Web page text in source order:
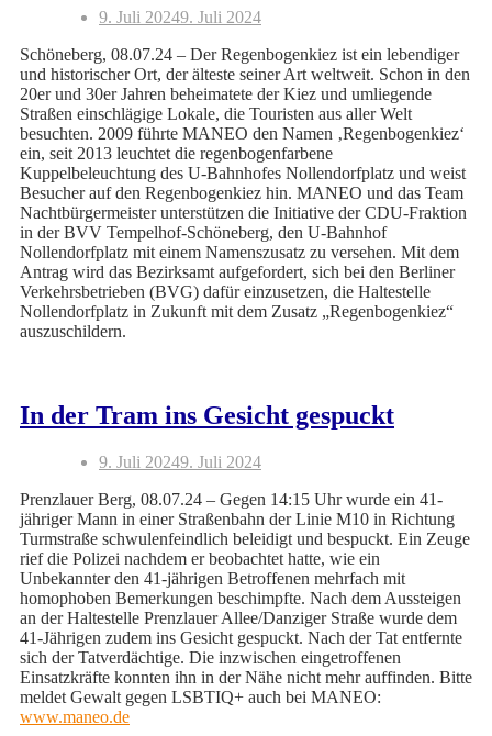
9. Juli 20249. Juli 2024
Schöneberg, 08.07.24 – Der Regenbogenkiez ist ein lebendiger
und historischer Ort, der älteste seiner Art weltweit. Schon in den
20er und 30er Jahren beheimatete der Kiez und umliegende
Straßen einschlägige Lokale, die Touristen aus aller Welt
besuchten. 2009 führte MANEO den Namen ‚Regenbogenkiez‘
ein, seit 2013 leuchtet die regenbogenfarbene
Kuppelbeleuchtung des U‑Bahnhofes Nollendorfplatz und weist
Besucher auf den Regenbogenkiez hin. MANEO und das Team
Nachtbürgermeister unterstützen die Initiative der CDU-Fraktion
in der BVV Tempelhof-Schöneberg, den U-Bahnhof
Nollendorfplatz mit einem Namenszusatz zu versehen. Mit dem
Antrag wird das Bezirksamt aufgefordert, sich bei den Berliner
Verkehrsbetrieben (BVG) dafür einzusetzen, die Haltestelle
Nollendorfplatz in Zukunft mit dem Zusatz „Regenbogenkiez“
auszuschildern.
In der Tram ins Gesicht gespuckt
9. Juli 20249. Juli 2024
Prenzlauer Berg, 08.07.24 – Gegen 14:15 Uhr wurde ein 41-
jähriger Mann in einer Straßenbahn der Linie M10 in Richtung
Turmstraße schwulenfeindlich beleidigt und bespuckt. Ein Zeuge
rief die Polizei nachdem er beobachtet hatte, wie ein
Unbekannter den 41-jährigen Betroffenen mehrfach mit
homophoben Bemerkungen beschimpfte. Nach dem Aussteigen
an der Haltestelle Prenzlauer Allee/Danziger Straße wurde dem
41-Jährigen zudem ins Gesicht gespuckt. Nach der Tat entfernte
sich der Tatverdächtige. Die inzwischen eingetroffenen
Einsatzkräfte konnten ihn in der Nähe nicht mehr auffinden. Bitte
meldet Gewalt gegen LSBTIQ+ auch bei MANEO:
www.maneo.de